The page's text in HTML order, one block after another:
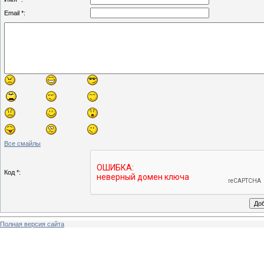
Email *:
Все смайлы
Код *:
Полная версия сайта